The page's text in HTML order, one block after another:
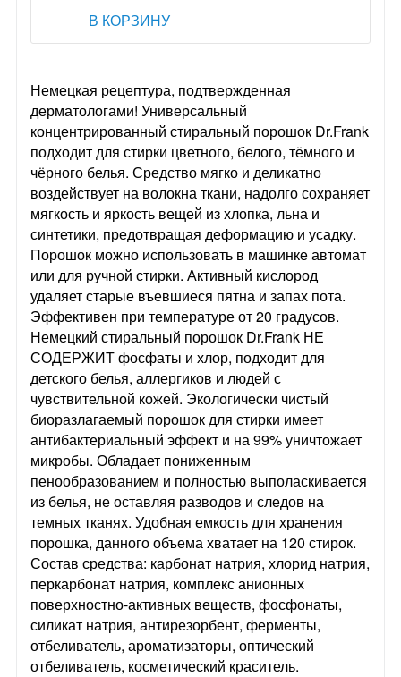
В КОРЗИНУ
Немецкая рецептура, подтвержденная
дерматологами! Универсальный
концентрированный стиральный порошок Dr.Frank
подходит для стирки цветного, белого, тёмного и
чёрного белья. Средство мягко и деликатно
воздействует на волокна ткани, надолго сохраняет
мягкость и яркость вещей из хлопка, льна и
синтетики, предотвращая деформацию и усадку.
Порошок можно использовать в машинке автомат
или для ручной стирки. Активный кислород
удаляет старые въевшиеся пятна и запах пота.
Эффективен при температуре от 20 градусов.
Немецкий стиральный порошок Dr.Frank НЕ
СОДЕРЖИТ фосфаты и хлор, подходит для
детского белья, аллергиков и людей с
чувствительной кожей. Экологически чистый
биоразлагаемый порошок для стирки имеет
антибактериальный эффект и на 99% уничтожает
микробы. Обладает пониженным
пенообразованием и полностью выполаскивается
из белья, не оставляя разводов и следов на
темных тканях. Удобная емкость для хранения
порошка, данного объема хватает на 120 стирок.
Состав средства: карбонат натрия, хлорид натрия,
перкарбонат натрия, комплекс анионных
поверхностно-активных веществ, фосфонаты,
силикат натрия, антирезорбент, ферменты,
отбеливатель, ароматизаторы, оптический
отбеливатель, косметический краситель.